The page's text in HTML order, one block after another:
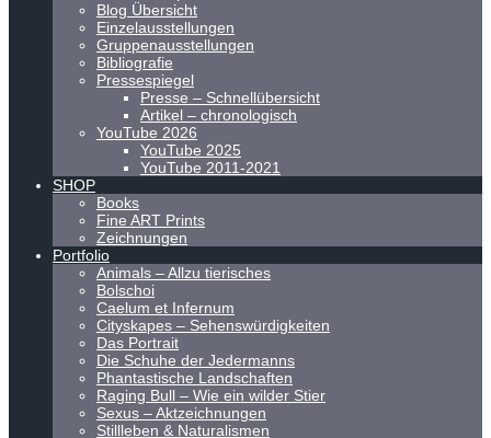
Blog Übersicht
Einzelausstellungen
Gruppenausstellungen
Bibliografie
Pressespiegel
Presse – Schnellübersicht
Artikel – chronologisch
YouTube 2026
YouTube 2025
YouTube 2011-2021
SHOP
Books
Fine ART Prints
Zeichnungen
Portfolio
Animals – Allzu tierisches
Bolschoi
Caelum et Infernum
Cityskapes – Sehenswürdigkeiten
Das Portrait
Die Schuhe der Jedermanns
Phantastische Landschaften
Raging Bull – Wie ein wilder Stier
Sexus – Aktzeichnungen
Stillleben & Naturalismen